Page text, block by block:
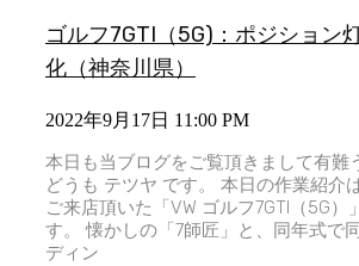
ゴルフ7GTI（5G)：ポジション
化（神奈川県）
2022年9月17日 11:00 PM
本日も当ブログをご覧頂きまして有難
どうも テツヤ です。 本日の作業紹介
ご来店頂いた「VW ゴルフ7GTI（5G）
す。 懐かしの「7師匠」と、同年式で
ディン